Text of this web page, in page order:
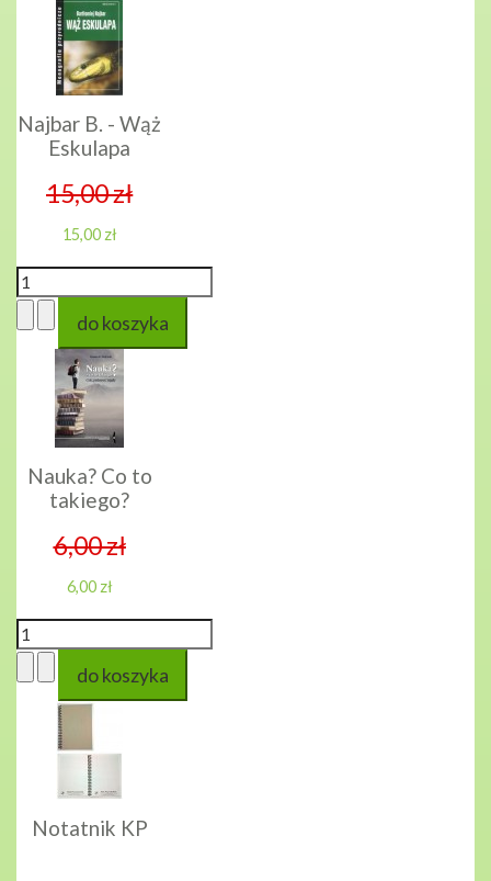
Najbar B. - Wąż
Eskulapa
15,00 zł
15,00 zł
Nauka? Co to
takiego?
6,00 zł
6,00 zł
Notatnik KP